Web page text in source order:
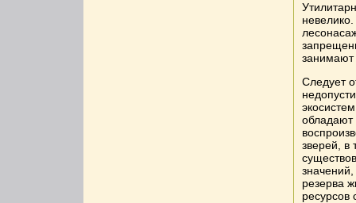
невелико.
занимают
Следует
обладают
зверей, в
резерва
ресурсов